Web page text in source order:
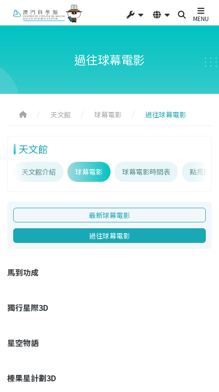
MENU
過往球幕電影
天文館 球幕電影 過往球幕電影
天文館
天文館介紹 球幕電影 球幕電影時間表 點亮星辰
最新球幕電影
過往球幕電影
馬到功成
獨行星際3D
星空物語
榛果星計劃3D